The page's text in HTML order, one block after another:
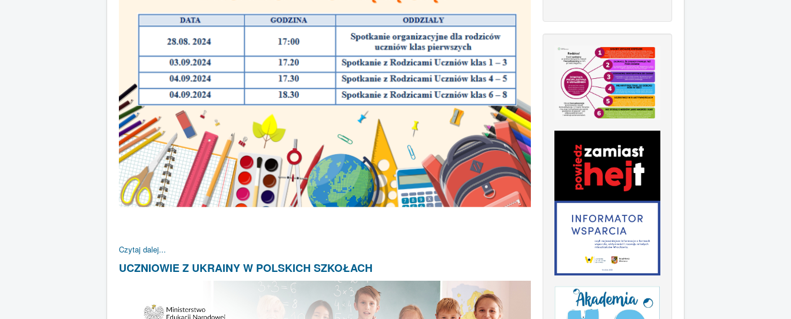
Czytaj dalej...
UCZNIOWIE Z UKRAINY W POLSKICH SZKOŁACH